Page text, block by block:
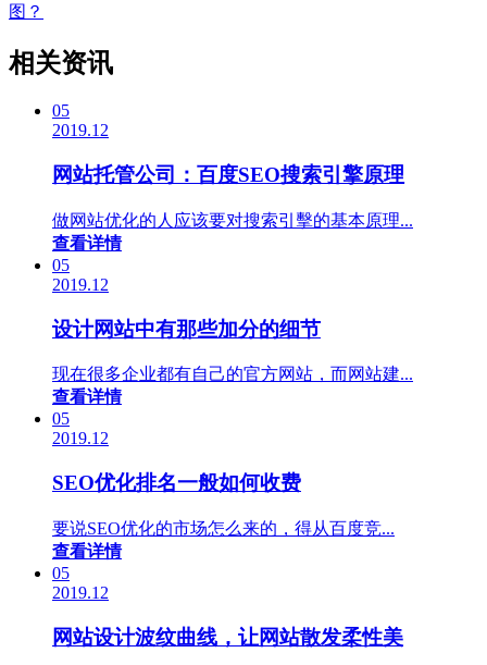
图？
相关资讯
05
2019.12
网站托管公司：百度SEO搜索引擎原理
做网站优化的人应该要对搜索引擊的基本原理...
查看详情
05
2019.12
设计网站中有那些加分的细节
现在很多企业都有自己的官方网站，而网站建...
查看详情
05
2019.12
SEO优化排名一般如何收费
要说SEO优化的市场怎么来的，得从百度竞...
查看详情
05
2019.12
网站设计波纹曲线，让网站散发柔性美